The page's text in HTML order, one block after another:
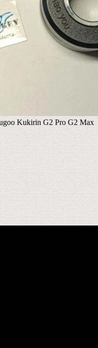
Kukirin G2 Pro G2 Max